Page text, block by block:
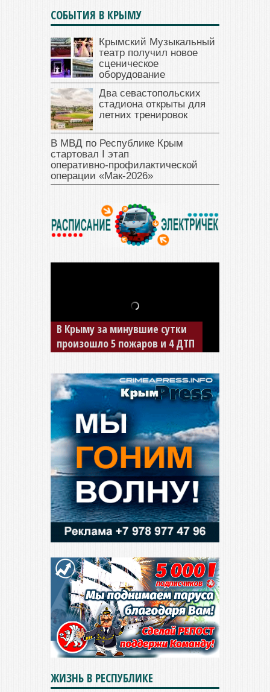
СОБЫТИЯ В КРЫМУ
Крымский Музыкальный
театр получил новое
сценическое
оборудование
Два севастопольских
стадиона открыты для
летних тренировок
В МВД по Республике Крым
стартовал I этап
оперативно‑профилактической
операции «Мак‑2026»
В Крыму за минувшие сутки
произошло 5 пожаров и 4 ДТП
ЖИЗНЬ В РЕСПУБЛИКЕ